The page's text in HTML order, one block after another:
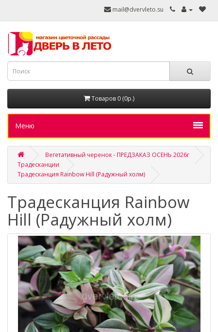
mail@dvervleto.su
Товаров 0 (0р.)
Меню
Вегетативный черенок - ПРЕДЗАКАЗ ОСЕНЬ 2026г
Традесканции
Традесканция Rainbow Hill (Радужный холм)
Традесканция Rainbow
Hill (Радужный холм)